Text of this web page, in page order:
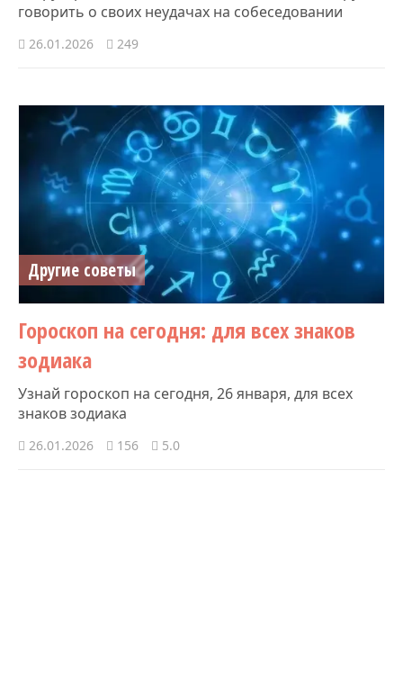
говорить о своих неудачах на собеседовании
26.01.2026 249
Другие советы
Гороскоп на сегодня: для всех знаков
зодиака
Узнай гороскоп на сегодня, 26 января, для всех
знаков зодиака
26.01.2026 156 5.0